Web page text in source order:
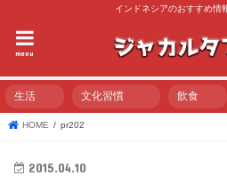
インドネシアのおすすめ情
menu
生活 文化習慣 飲食
HOME pr202
2015.04.10